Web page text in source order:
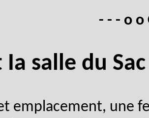
- - - o o
Ia salle du
emplacement, une